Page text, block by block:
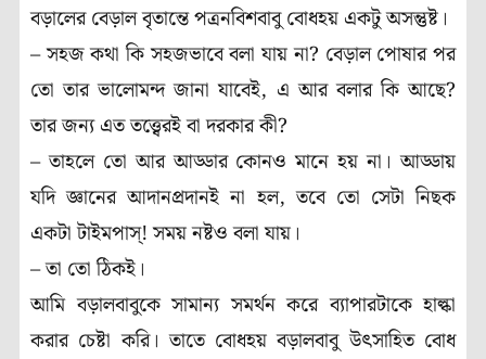
বড়ালের বেড়াল বৃতান্তে পত্রনবিশবাবু বোধহয় একটু অসন্তুষ্ট।
– সহজ কথা কি সহজভাবে বলা যায় না? বেড়াল পোষার পর
তো তার ভালোমন্দ জানা যাবেই, এ আর বলার কি আছে?
তার জন্য এত তত্ত্বেরই বা দরকার কী?
– তাহলে তো আর আড্ডার কোনও মানে হয় না। আড্ডায়
যদি জ্ঞানের আদানপ্রদানই না হল, তবে তো সেটা নিছক
একটা টাইমপাস্! সময় নষ্টও বলা যায়।
– তা তো ঠিকই।
আমি বড়ালবাবুকে সামান্য সমর্থন করে ব্যাপারটাকে হাল্কা
করার চেষ্টা করি। তাতে বোধহয় বড়ালবাবু উৎসাহিত বোধ